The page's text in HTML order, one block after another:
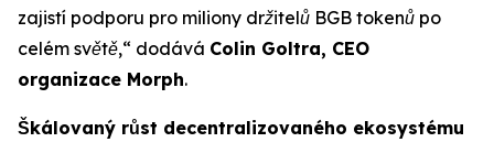
zajistí podporu pro miliony držitelů BGB tokenů po
celém světě,“ dodává Colin Goltra, CEO
organizace Morph.
Škálovaný růst decentralizovaného ekosystému